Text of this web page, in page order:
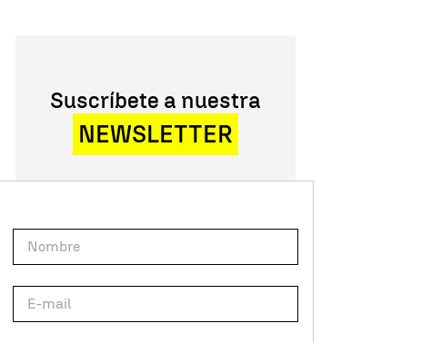
Suscríbete a nuestra
NEWSLETTER